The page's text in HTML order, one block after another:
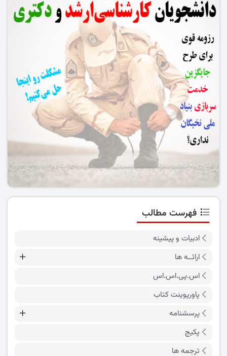
فهرست مطالب
ادبیات و پیشینه
ارائــه ها
اس.پی.اس.اس
پاورپوینت کتاب
پرسشنامه
پکیج
ترجمه ها